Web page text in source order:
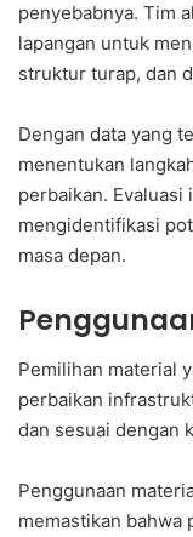
penyebabnya. Tim
lapangan untuk
struktur turap, dan
Dengan data yang
menentukan
perbaikan. Evaluasi
mengidentifikasi
masa depan.
Pemilihan material
perbaikan
dan sesuai dengan
Penggunaan
memastikan bahwa